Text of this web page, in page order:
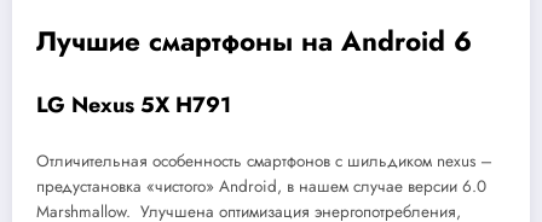
Лучшие смартфоны на Android 6
LG Nexus 5X H791
Отличительная особенность смартфонов с шильдиком nexus –
предустановка «чистого» Android, в нашем случае версии 6.0
Marshmallow. Улучшена оптимизация энергопотребления,